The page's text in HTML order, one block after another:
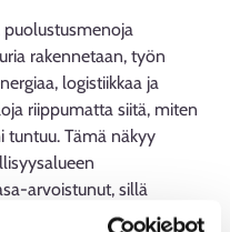
rakennetaan, työn
logistiikkaa ja
riippumatta siitä, miten
tuntuu. Tämä näkyy
arvoistunut, sillä
tässä uudessa ajassa